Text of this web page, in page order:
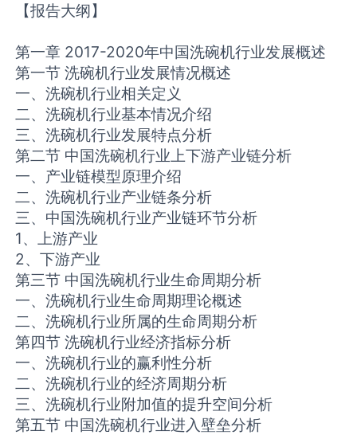
【报告大纲】
第一章 2017-2020年中国洗碗机行业发展概述
第一节 洗碗机行业发展情况概述
一、洗碗机行业相关定义
二、洗碗机行业基本情况介绍
三、洗碗机行业发展特点分析
第二节 中国洗碗机行业上下游产业链分析
一、产业链模型原理介绍
二、洗碗机行业产业链条分析
三、中国洗碗机行业产业链环节分析
1、上游产业
2、下游产业
第三节 中国洗碗机行业生命周期分析
一、洗碗机行业生命周期理论概述
二、洗碗机行业所属的生命周期分析
第四节 洗碗机行业经济指标分析
一、洗碗机行业的赢利性分析
二、洗碗机行业的经济周期分析
三、洗碗机行业附加值的提升空间分析
第五节 中国洗碗机行业进入壁垒分析